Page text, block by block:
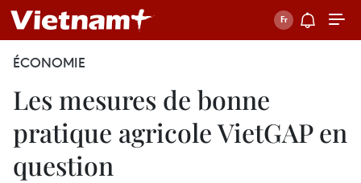
ÉCONOMIE
Les mesures de bonne
pratique agricole VietGAP en
question